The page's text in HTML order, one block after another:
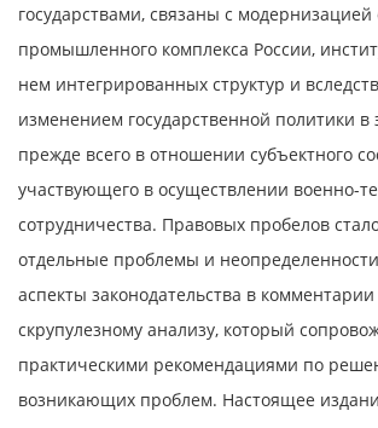
государствами, связаны с
промышленного комплекса России,
нем интегрированных структур и
изменением государственной политики в
прежде всего в отношении субъектного
участвующего в осуществлении военно-
сотрудничества. Правовых пробелов
отдельные проблемы и
аспекты законодательства в
скрупулезному анализу, который
практическими рекомендациями по
возникающих проблем. Настоящее